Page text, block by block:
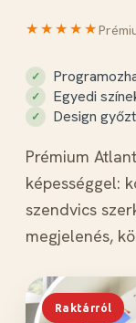
Kapcsolat
★★★★★
Egyedi
Design
Prémium
képességgel:
szendvics
megjelenés,
Raktárról